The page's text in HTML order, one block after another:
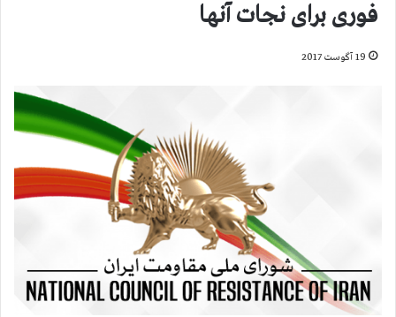
فوری برای نجات آنها
19 آگوست 2017